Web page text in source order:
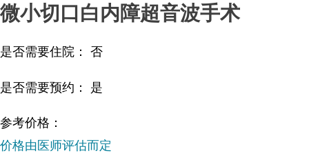
微小切口白内障超音波手术
是否需要住院： 否
是否需要预约： 是
参考价格：
价格由医师评估而定